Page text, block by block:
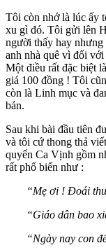
Tôi còn nhớ là lúc ấy
xu gì đó. Tôi gửi lên
người thấy hay nhưng
anh nhà quê vì đối
Một điều rất đặc biệt
giá 100 đồng ! Tôi
còn là Linh mục và
bản.
Sau khi bài đầu tiên
và tôi cứ thong thả
quyển Ca Vịnh gồm
rất phổ biến như :
“Mẹ ơi ! Đoái
“Giáo dân bao
“Ngày nay con